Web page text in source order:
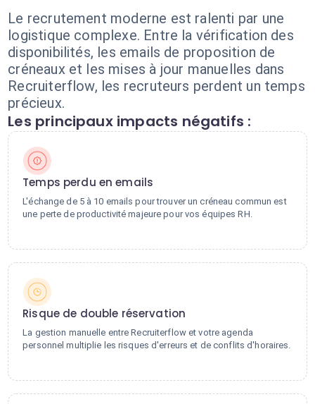
Le recrutement moderne est ralenti par une
logistique complexe. Entre la vérification des
disponibilités, les emails de proposition de
créneaux et les mises à jour manuelles dans
Recruiterflow, les recruteurs perdent un temps
précieux.
Les principaux impacts négatifs :
Temps perdu en emails
L'échange de 5 à 10 emails pour trouver un créneau commun est
une perte de productivité majeure pour vos équipes RH.
Risque de double réservation
La gestion manuelle entre Recruiterflow et votre agenda
personnel multiplie les risques d'erreurs et de conflits d'horaires.